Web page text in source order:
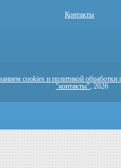
Контакты
cookies и политикой
"контакты", 2026